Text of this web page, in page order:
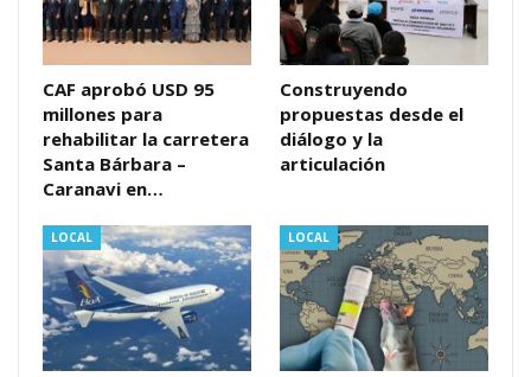
CAF aprobó USD 95
millones para
rehabilitar la carretera
Santa Bárbara –
Caranavi en…
Construyendo
propuestas desde el
diálogo y la
articulación
LOCAL LOCAL